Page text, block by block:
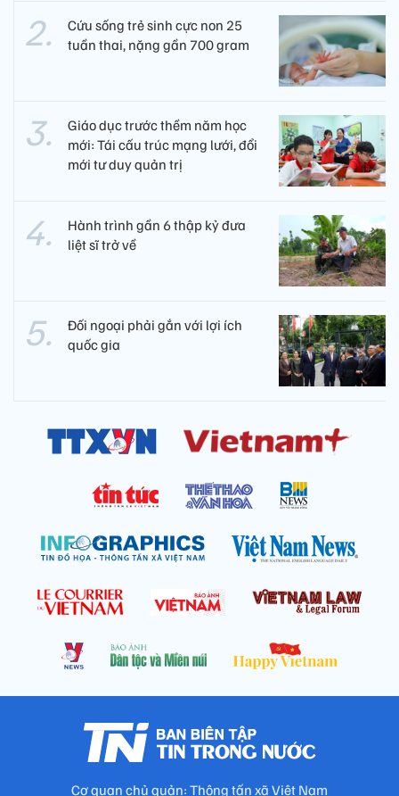
Cứu sống trẻ sinh cực non 25
tuần thai, nặng gần 700 gram
Giáo dục trước thềm năm học
mới: Tái cấu trúc mạng lưới, đổi
mới tư duy quản trị
Hành trình gần 6 thập kỷ đưa
liệt sĩ trở về
Đối ngoại phải gắn với lợi ích
quốc gia
Cơ quan chủ quản: Thông tấn xã Việt Nam